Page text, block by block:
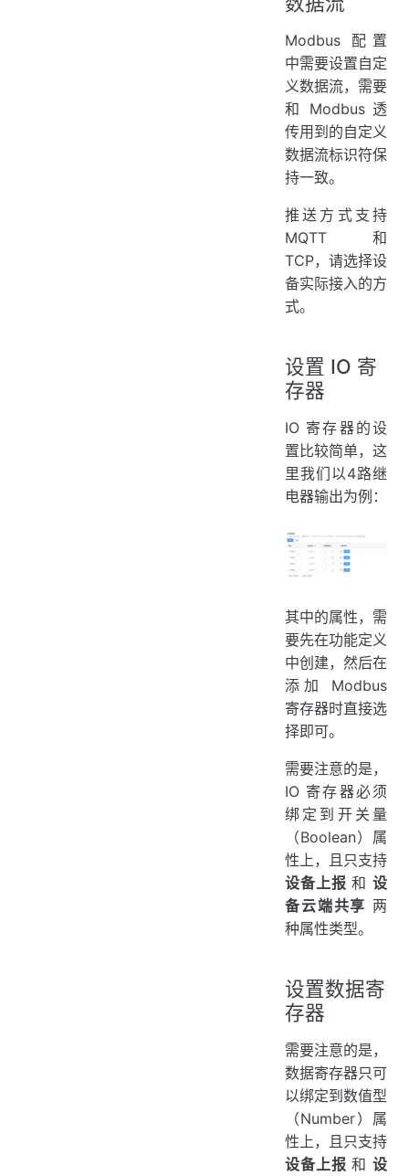
Modbus 配置
中需要设置自定
义数据流，需要
和 Modbus 透
传用到的自定义
数据流标识符保
持一致。
推送方式支持
MQTT 和
TCP，请选择设
备实际接入的方
式。
设置 IO 寄
存器
IO 寄存器的设
置比较简单，这
里我们以4路继
电器输出为例：
其中的属性，需
要先在功能定义
中创建，然后在
添加 Modbus
寄存器时直接选
择即可。
需要注意的是，
IO 寄存器必须
绑定到开关量
（Boolean）属
性上，且只支持
设备上报 和设
备云端共享 两
种属性类型。
设置数据寄
存器
需要注意的是，
数据寄存器只可
以绑定到数值型
（Number）属
性上，且只支持
设备上报 和设